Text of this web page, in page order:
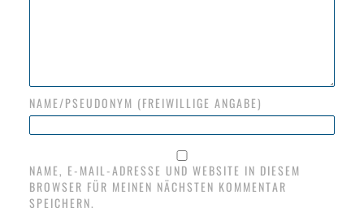
NAME/PSEUDONYM (FREIWILLIGE ANGABE)
NAME, E-MAIL-ADRESSE UND WEBSITE IN DIESEM
BROWSER FÜR MEINEN NÄCHSTEN KOMMENTAR
SPEICHERN.